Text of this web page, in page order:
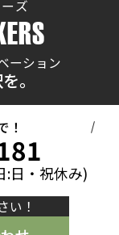
ズ
ーション
。
！
:日・祝休み)
い！